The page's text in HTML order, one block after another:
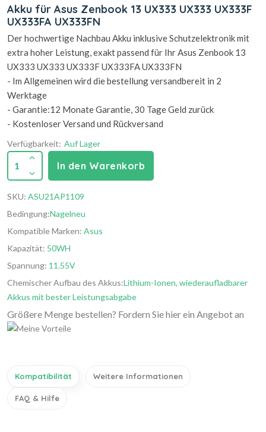
Akku für Asus Zenbook 13 UX333 UX333 UX333F
UX333FA UX333FN
Der hochwertige Nachbau Akku inklusive Schutzelektronik mit
extra hoher Leistung, exakt passend für Ihr Asus Zenbook 13
UX333 UX333 UX333F UX333FA UX333FN
- Im Allgemeinen wird die bestellung versandbereit in 2
Werktage
- Garantie:12 Monate Garantie, 30 Tage Geld zurück
- Kostenloser Versand und Rückversand
Verfügbarkeit: Auf Lager
1 In den Warenkorb
SKU: ASU21AP1109
Bedingung:Nagelneu
Kompatible Marken: Asus
Kapazität: 50WH
Spannung: 11.55V
Chemischer Aufbau des Akkus:Lithium-Ionen, wiederaufladbarer
Akkus mit bester Leistungsabgabe
Größere Menge bestellen? Fordern Sie hier ein Angebot an
Kompatibilität Weitere Informationen
FAQ & Hilfe